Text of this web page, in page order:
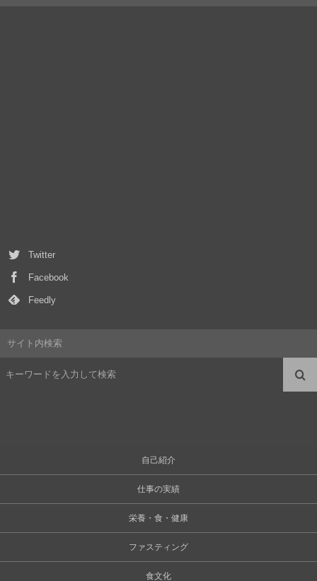
Twitter
Facebook
Feedly
サイト内検索
自己紹介
仕事の実績
栄養・食・健康
ファスティング
食文化